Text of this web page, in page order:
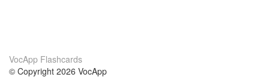
VocApp Flashcards
© Copyright 2026 VocApp